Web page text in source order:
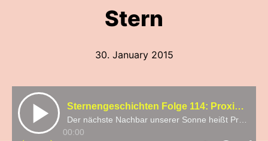
Stern
30. January 2015
Sternengeschichten Folge 114: Proxima Centauri, der sonnennächste Stern
00:00